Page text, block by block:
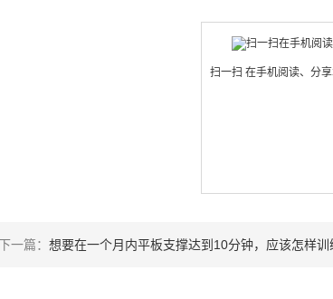
扫一扫 在手机阅读、分
一篇： 想要在一个月内平板支撑达到10分钟，应该怎样训练呢